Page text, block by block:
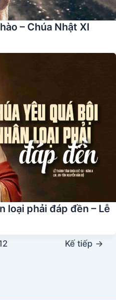
– Chúa Nhật XI
loại phải đáp đền – Lễ
Kế tiếp →